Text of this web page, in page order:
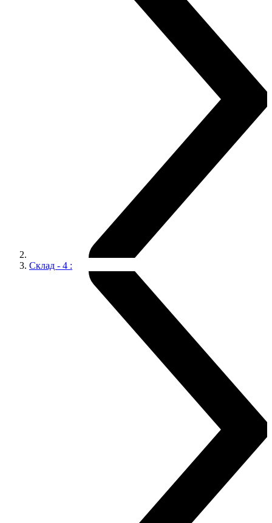
Склад - 4 :